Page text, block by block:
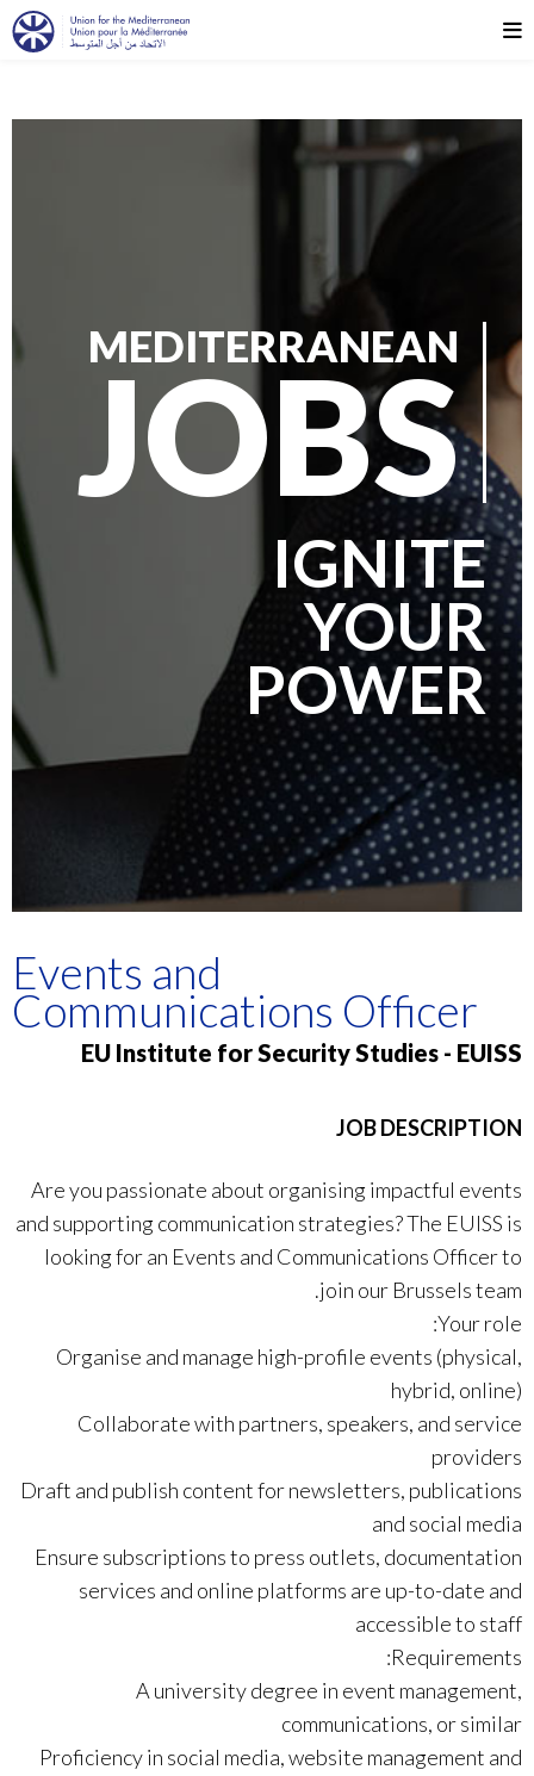
MEDITERRANEAN
JOBS
IGNITE
YOUR
POWER
Events and
Communications Officer
EU Institute for Security Studies - EUISS
JOB DESCRIPTION
Are you passionate about organising impactful events
and supporting communication strategies? The EUISS is
looking for an Events and Communications Officer to
join our Brussels team.
Your role:
Organise and manage high-profile events (physical,
hybrid, online)
Collaborate with partners, speakers, and service
providers
Draft and publish content for newsletters, publications
and social media
Ensure subscriptions to press outlets, documentation
services and online platforms are up-to-date and
accessible to staff
Requirements:
A university degree in event management,
communications, or similar
Proficiency in social media, website management and